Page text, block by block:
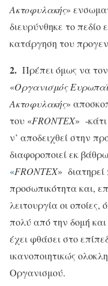
Ακτοφυλακής»
διευρύνθηκε το
κατάργηση του
2. Πρέπει όμως να
«Οργανισμός
Ακτοφυλακής»
του «FRONTEX» -
ν’ αποδειχθεί στην
διαφοροποιεί εκ
«FRONTEX» διατηρεί
προσωπικότητα και,
λειτουργία οι
πολύ από την δομή και
έχει φθάσει στο
ικανοποιητικώς
Οργανισμού.